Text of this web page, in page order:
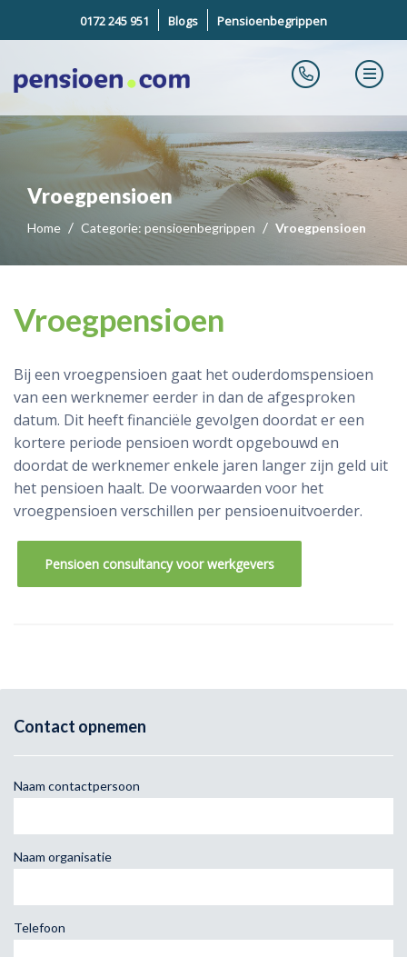
0172 245 951 Blogs Pensioenbegrippen
Vroegpensioen
Home Categorie: pensioenbegrippen Vroegpensioen
Vroegpensioen
Bij een vroegpensioen gaat het ouderdomspensioen
van een werknemer eerder in dan de afgesproken
datum. Dit heeft financiële gevolgen doordat er een
kortere periode pensioen wordt opgebouwd en
doordat de werknemer enkele jaren langer zijn geld uit
het pensioen haalt. De voorwaarden voor het
vroegpensioen verschillen per pensioenuitvoerder.
Pensioen consultancy voor werkgevers
Contact opnemen
Naam contactpersoon
Naam organisatie
Telefoon